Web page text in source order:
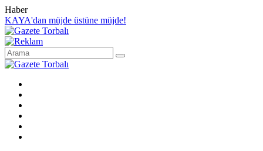
Haber
KAYA'dan müjde üstüne müjde!